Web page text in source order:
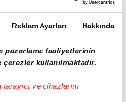
Reklam Ayarları Hakkında
pazarlama faaliyetlerinin
kullanılmaktadır.
ve cihazlarını
Sonrasında da oyundan
oynamaya çalıştık
opsiyonunda
getirdi" diye konuştu.